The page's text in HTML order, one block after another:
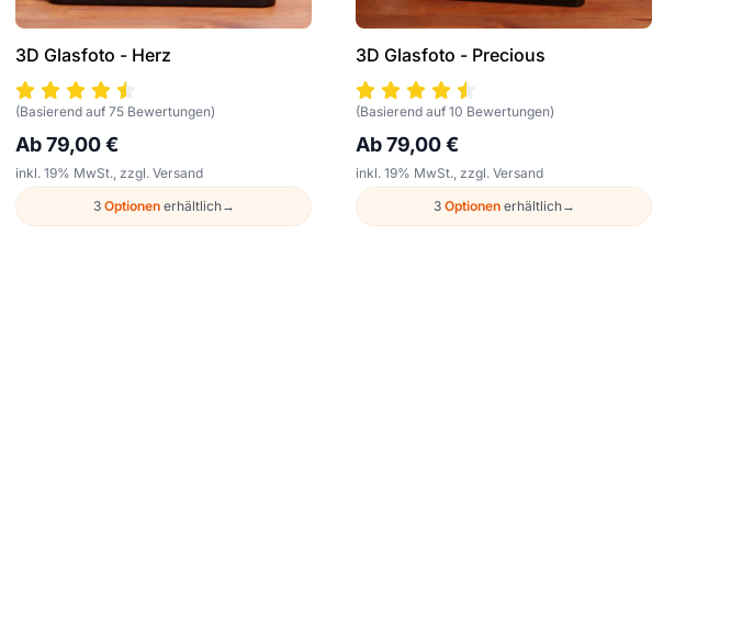
3D Glasfoto - Herz
(Basierend auf 75 Bewertungen)
Ab 79,00 €
inkl. 19% MwSt., zzgl. Versand
3Optionen erhältlich→
3D Glasfoto - Precious
(Basierend auf 10 Bewertungen)
Ab 79,00 €
inkl. 19% MwSt., zzgl. Versand
3Optionen erhältlich→